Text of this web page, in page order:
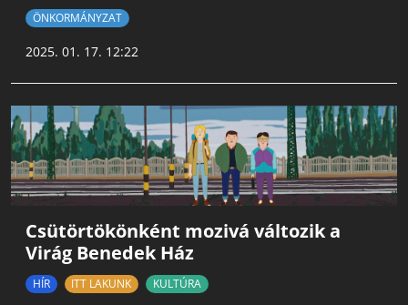
ÖNKORMÁNYZAT
2025. 01. 17. 12:22
Csütörtökönként mozivá változik a
Virág Benedek Ház
HÍR ITT LAKUNK KULTÚRA